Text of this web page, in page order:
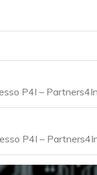
P4I –
P4I –